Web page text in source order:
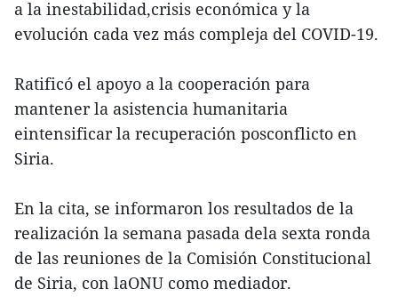
a la inestabilidad,crisis económica y la
evolución cada vez más compleja del COVID-19.
Ratificó el apoyo a la cooperación para
mantener la asistencia humanitaria
eintensificar la recuperación posconflicto en
Siria.
En la cita, se informaron los resultados de la
realización la semana pasada dela sexta ronda
de las reuniones de la Comisión Constitucional
de Siria, con laONU como mediador.